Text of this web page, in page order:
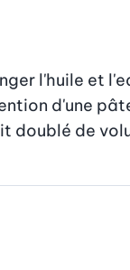
l'huile et
d'une
doublé de